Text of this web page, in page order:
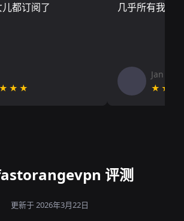
都订阅了
几乎所有我需
Jan V
评测
更新于 2026年3月22日